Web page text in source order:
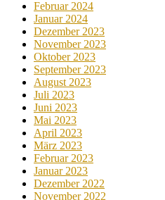
Februar 2024
Januar 2024
Dezember 2023
November 2023
Oktober 2023
September 2023
August 2023
Juli 2023
Juni 2023
Mai 2023
April 2023
März 2023
Februar 2023
Januar 2023
Dezember 2022
November 2022